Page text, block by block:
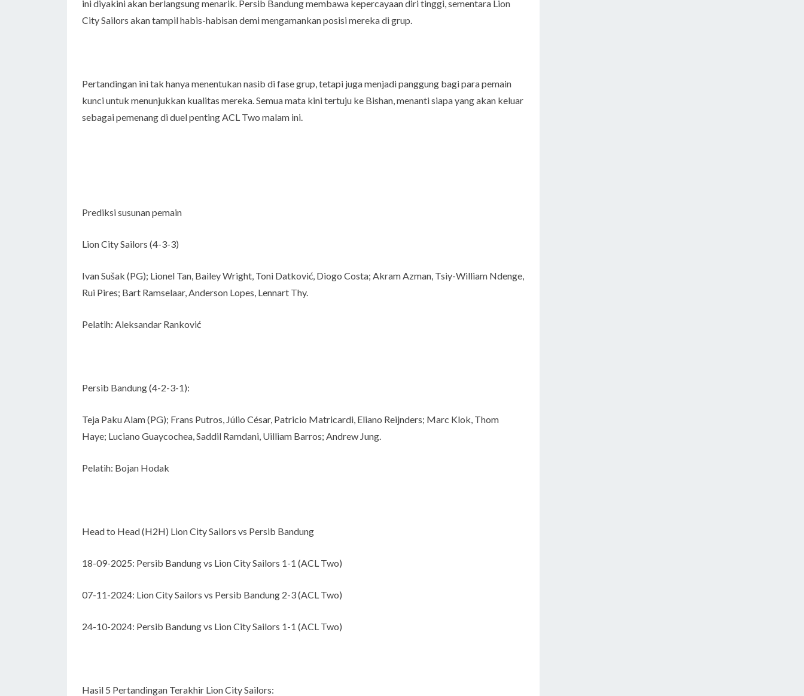
ini diyakini akan berlangsung menarik. Persib Bandung membawa kepercayaan diri tinggi, sementara Lion
City Sailors akan tampil habis-habisan demi mengamankan posisi mereka di grup.
Pertandingan ini tak hanya menentukan nasib di fase grup, tetapi juga menjadi panggung bagi para pemain
kunci untuk menunjukkan kualitas mereka. Semua mata kini tertuju ke Bishan, menanti siapa yang akan keluar
sebagai pemenang di duel penting ACL Two malam ini.
Prediksi susunan pemain
Lion City Sailors (4-3-3)
Ivan Sušak (PG); Lionel Tan, Bailey Wright, Toni Datković, Diogo Costa; Akram Azman, Tsiy-William Ndenge,
Rui Pires; Bart Ramselaar, Anderson Lopes, Lennart Thy.
Pelatih: Aleksandar Ranković
Persib Bandung (4-2-3-1):
Teja Paku Alam (PG); Frans Putros, Júlio César, Patricio Matricardi, Eliano Reijnders; Marc Klok, Thom
Haye; Luciano Guaycochea, Saddil Ramdani, Uilliam Barros; Andrew Jung.
Pelatih: Bojan Hodak
Head to Head (H2H) Lion City Sailors vs Persib Bandung
18-09-2025: Persib Bandung vs Lion City Sailors 1-1 (ACL Two)
07-11-2024: Lion City Sailors vs Persib Bandung 2-3 (ACL Two)
24-10-2024: Persib Bandung vs Lion City Sailors 1-1 (ACL Two)
Hasil 5 Pertandingan Terakhir Lion City Sailors: